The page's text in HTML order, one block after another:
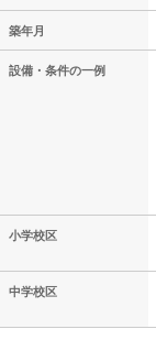
築年月
設備・条件の一例
小学校区
中学校区